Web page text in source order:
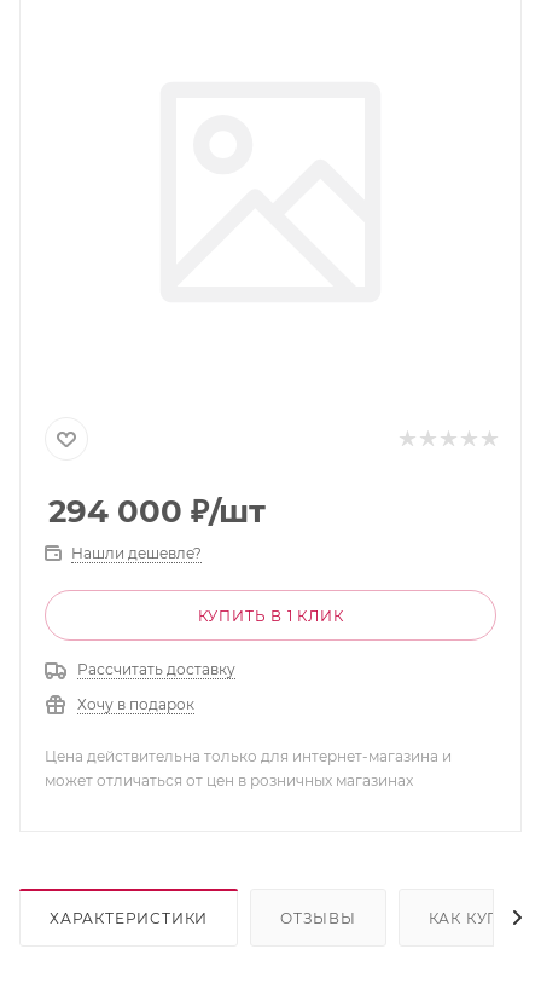
294 000 ₽/шт
Нашли дешевле?
КУПИТЬ В 1 КЛИК
Рассчитать доставку
Хочу в подарок
Цена действительна только для интернет-магазина и
может отличаться от цен в розничных магазинах
ХАРАКТЕРИСТИКИ ОТЗЫВЫ КАК КУПИТЬ